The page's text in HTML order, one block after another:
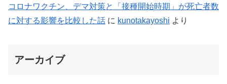
コロナワクチン、デマ対策と「接種開始時期」が死亡者数
に対する影響を比較した話 に kunotakayoshi より
アーカイブ